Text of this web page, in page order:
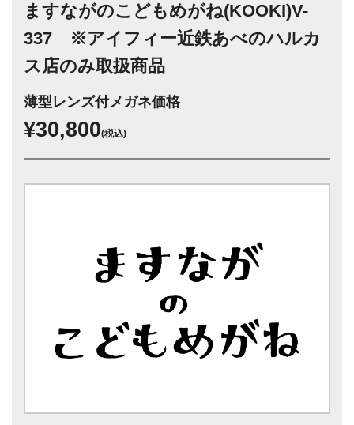
ますながのこどもめがね(KOOKI)V-
337 ※アイフィー近鉄あべのハルカ
ス店のみ取扱商品
薄型レンズ付メガネ価格
¥30,800(税込)